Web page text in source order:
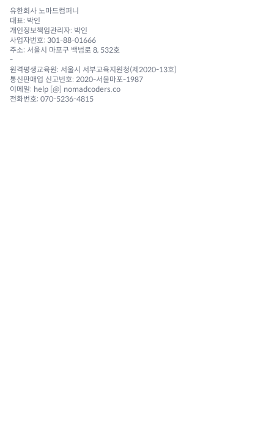
유한회사 노마드컴퍼니
대표: 박인
개인정보책임관리자: 박인
사업자번호: 301-88-01666
주소: 서울시 마포구 백범로 8, 532호
-
원격평생교육원: 서울시 서부교육지원청(제2020-13호)
통신판매업 신고번호: 2020-서울마포-1987
이메일: help [@] nomadcoders.co
전화번호: 070-5236-4815